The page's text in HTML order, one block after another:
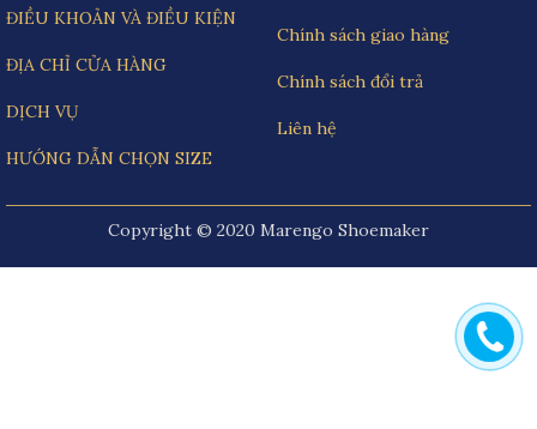
ĐIỀU KHOẢN VÀ ĐIỀU KIỆN
ĐỊA CHỈ CỬA HÀNG
DỊCH VỤ
HƯỚNG DẪN CHỌN SIZE
Chính sách giao hàng
Chính sách đổi trả
Liên hệ
Copyright © 2020 Marengo Shoemaker